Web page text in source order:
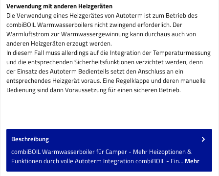
Verwendung mit anderen Heizgeräten
Die Verwendung eines Heizgerätes von Autoterm ist zum Betrieb des
combiBOIL Warmwasserboilers nicht zwingend erforderlich. Der
Warmluftstrom zur Warmwassergewinnung kann durchaus auch von
anderen Heizgeräten erzeugt werden.
In diesem Fall muss allerdings auf die Integration der Temperaturmessung
und die entsprechenden Sicherheitsfunktionen verzichtet werden, denn
der Einsatz des Autoterm Bedienteils setzt den Anschluss an ein
entsprechendes Heizgerät voraus. Eine Regelklappe und deren manuelle
Bedienung sind dann Voraussetzung für einen sicheren Betrieb.
Beschreibung
combiBOIL Warmwasserboiler für Camper - Mehr Heizoptionen &
Funktionen durch volle Autoterm Integration combiBOIL - Ein… Mehr